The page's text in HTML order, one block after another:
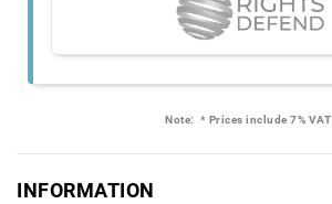
Note: * Prices include 7% VAT
INFORMATION